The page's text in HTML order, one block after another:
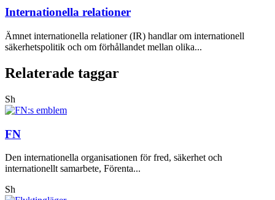
Internationella relationer
Ämnet internationella relationer (IR) handlar om internationell
säkerhetspolitik och om förhållandet mellan olika...
Relaterade taggar
Sh
FN
Den internationella organisationen för fred, säkerhet och
internationellt samarbete, Förenta...
Sh